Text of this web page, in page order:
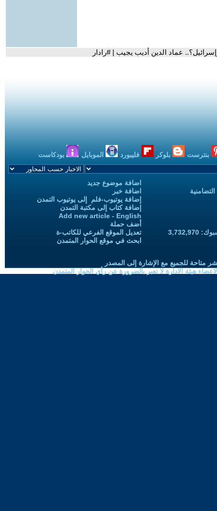
عماد الدين أديب يجيب | #رادار
بنترست بلوكر فليبورد الموبايل بودكاست
اضافة موضوع جديد
اضافة خبر
إضافة يوتيوب-فلم إلى يوتيوب التمدن
إضافة كتاب إلى مكتبة التمدن
Add new article - English
أضف حملة
تعديل الموقع الفرعي للكاتب-ة
ابحث في موقع الحوار المتمدن
متاحة للجميع مع الإشارة إلى المصدر
هيئة الادارة لا تعبر بالضرورة عن رأي الحوار المتمدن